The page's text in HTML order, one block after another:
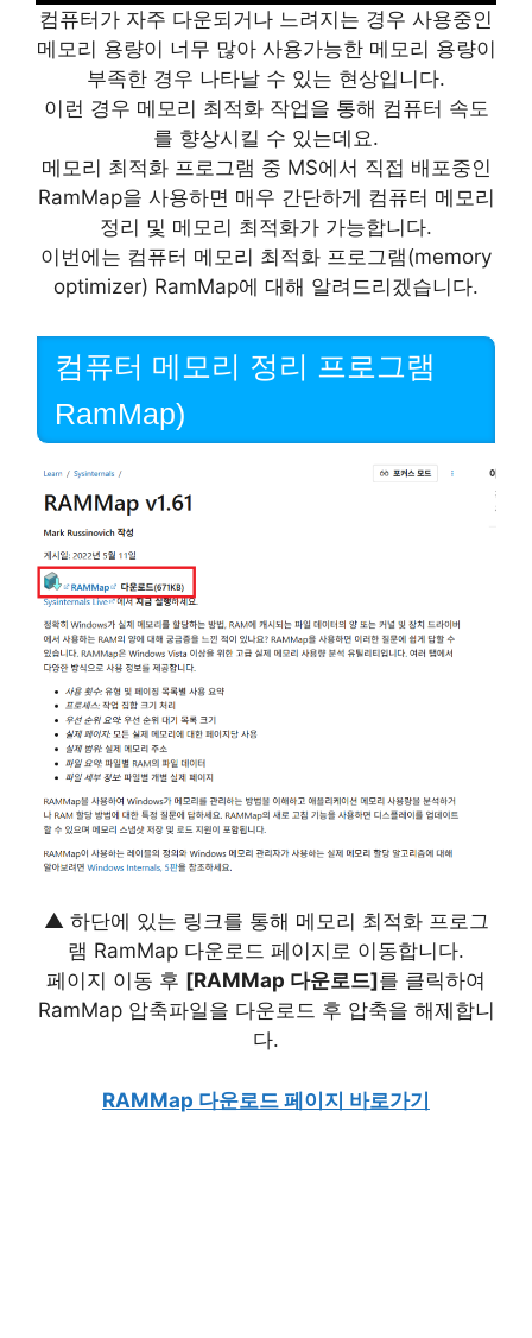
컴퓨터가 자주 다운되거나 느려지는 경우 사용중인
메모리 용량이 너무 많아 사용가능한 메모리 용량이
부족한 경우 나타날 수 있는 현상입니다.
이런 경우 메모리 최적화 작업을 통해 컴퓨터 속도
를 향상시킬 수 있는데요.
메모리 최적화 프로그램 중 MS에서 직접 배포중인
RamMap을 사용하면 매우 간단하게 컴퓨터 메모리
정리 및 메모리 최적화가 가능합니다.
이번에는 컴퓨터 메모리 최적화 프로그램(memory
optimizer) RamMap에 대해 알려드리겠습니다.
컴퓨터 메모리 정리 프로그램
RamMap)
▲ 하단에 있는 링크를 통해 메모리 최적화 프로그
램 RamMap 다운로드 페이지로 이동합니다.
페이지 이동 후 [RAMMap 다운로드]를 클릭하여
RamMap 압축파일을 다운로드 후 압축을 해제합니
다.
RAMMap 다운로드 페이지 바로가기